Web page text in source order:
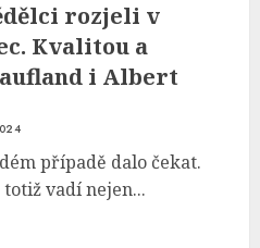
rozjeli v
Kvalitou a
i Albert
případě dalo čekat.
vadí nejen...